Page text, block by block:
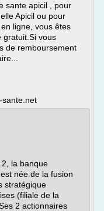
sante apicil , pour
Apicil ou pour
ligne, vous êtes
gratuit.Si vous
de remboursement
sante.net
la banque
née de la fusion
stratégique
(filiale de la
2 actionnaires